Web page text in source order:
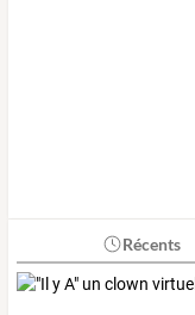
Récents